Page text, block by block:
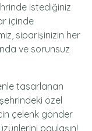
istediğiniz
içinde
siparişinizin her
ve sorunsuz
tasarlanan
şehrindeki özel
çelenk gönder
paylaşın!